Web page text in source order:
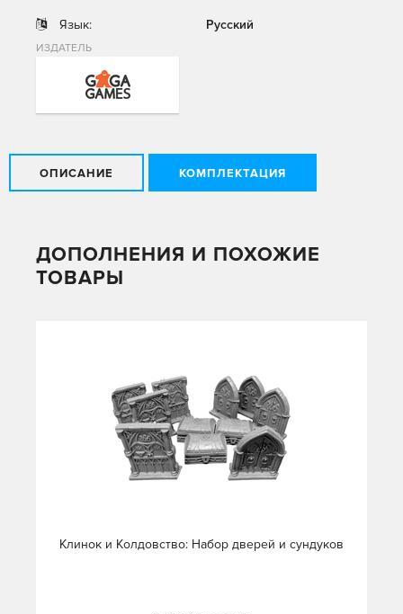
Язык: Русский
ИЗДАТЕЛЬ
ОПИСАНИЕ КОМПЛЕКТАЦИЯ
ДОПОЛНЕНИЯ И ПОХОЖИЕ
ТОВАРЫ
Клинок и Колдовство: Набор дверей и сундуков